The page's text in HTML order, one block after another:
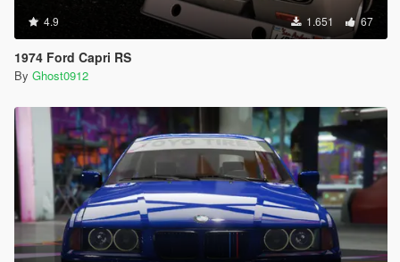
4.9 1.651 67
1974 Ford Capri RS
By Ghost0912